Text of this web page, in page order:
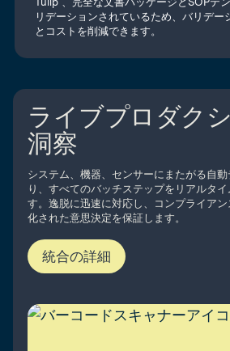
リデーションされているため、バリデー
とコストを削減できます。
ライブプロダク
洞察
システム、機器、センサーにまたがる自動
り、すべてのバッチステップをリアルタイ
す。逸脱に迅速に対応し、コンプライア
化された意思決定を保証します。
統合の詳細